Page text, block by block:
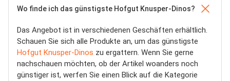
Wo finde ich das günstigste Hofgut Knusper-Dinos?
Das Angebot ist in verschiedenen Geschäften erhältlich.
Schauen Sie sich alle Produkte an, um das günstigste
Hofgut Knusper-Dinos zu ergattern. Wenn Sie gerne
nachschauen möchten, ob der Artikel woanders noch
günstiger ist, werfen Sie einen Blick auf die Kategorie